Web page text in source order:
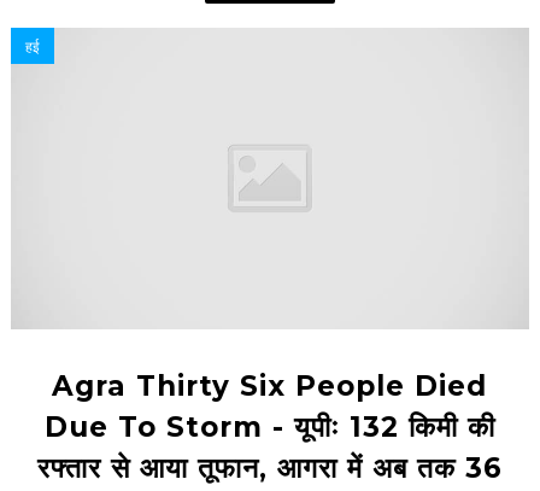
हई
Agra Thirty Six People Died
Due To Storm - यूपीः 132 किमी की
रफ्तार से आया तूफान, आगरा में अब तक 36